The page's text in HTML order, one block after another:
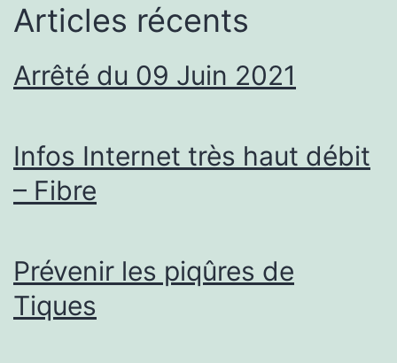
Articles récents
Arrêté du 09 Juin 2021
Infos Internet très haut débit
– Fibre
Prévenir les piqûres de
Tiques